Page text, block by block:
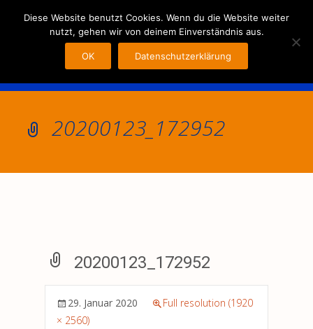
20200123_172952
20200123_172952
29. Januar 2020
Full resolution (1920
× 2560)
MENU
Diese Website benutzt Cookies. Wenn du die Website weiter
nutzt, gehen wir von deinem Einverständnis aus.
OK Datenschutzerklärung